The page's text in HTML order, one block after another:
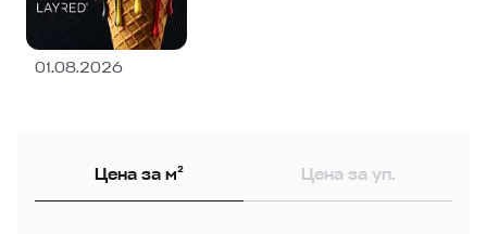
01.08.2026
Цена за м² Цена за уп.